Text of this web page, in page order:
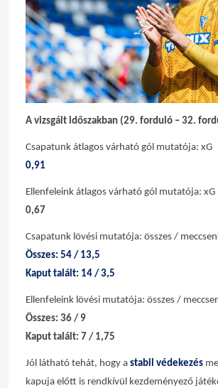
A vizsgált időszakban (29. forduló – 32.
Csapatunk átlagos várható gól mutatója: xG
0,91
Ellenfeleink átlagos várható gól mutatója: xG
0,67
Csapatunk lövési mutatója: összes /
Összes: 54 / 13,5
Kaput talált: 14 / 3,5
Ellenfeleink lövési mutatója: összes /
Összes: 36 / 9
Kaput talált: 7 / 1,75
Jól látható tehát, hogy a stabil védekezés
kapuja előtt is rendkívül kezdeményező